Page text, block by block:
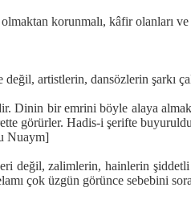
korunmalı, kâfir olanları ve
artistlerin, dansözlerin
Dinin bir emrini böyle alaya
görürler. Hadis-i şerifte
Nuaym]
değil, zalimlerin, hainlerin
çok üzgün görünce sebebini